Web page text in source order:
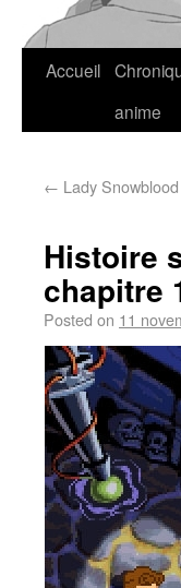
Accueil
anime
← Lady Snowblood
Histoire
chapitre
Posted on 11